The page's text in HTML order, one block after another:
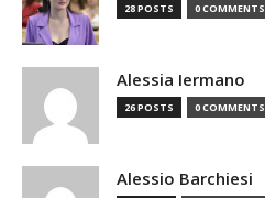
28 POSTS 0 COMMENTS
Alessia Iermano
26 POSTS 0 COMMENTS
Alessio Barchiesi